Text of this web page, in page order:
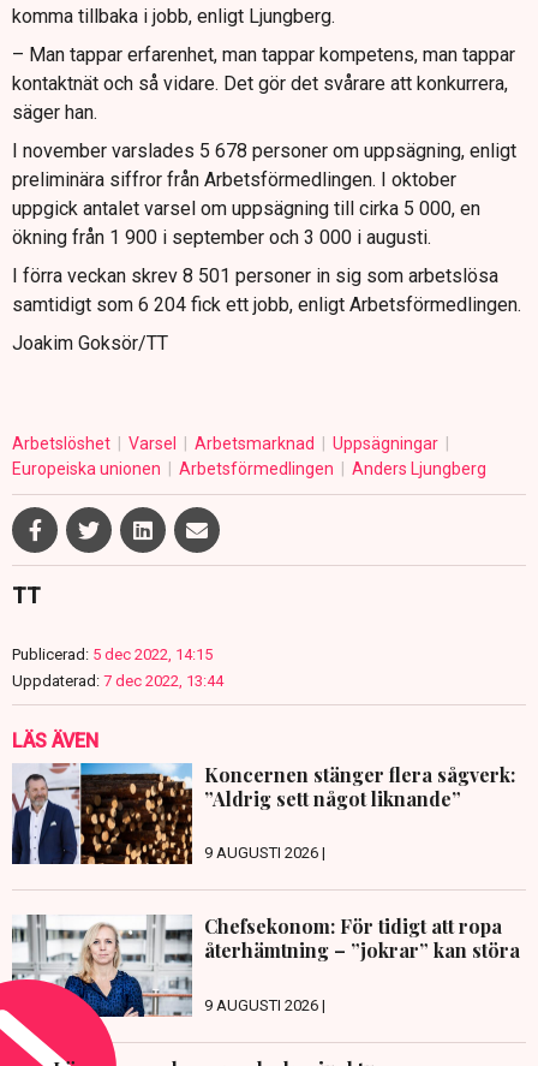
komma tillbaka i jobb, enligt Ljungberg.
– Man tappar erfarenhet, man tappar kompetens, man tappar
kontaktnät och så vidare. Det gör det svårare att konkurrera,
säger han.
I november varslades 5 678 personer om uppsägning, enligt
preliminära siffror från Arbetsförmedlingen. I oktober
uppgick antalet varsel om uppsägning till cirka 5 000, en
ökning från 1 900 i september och 3 000 i augusti.
I förra veckan skrev 8 501 personer in sig som arbetslösa
samtidigt som 6 204 fick ett jobb, enligt Arbetsförmedlingen.
Joakim Goksör/TT
Arbetslöshet Varsel Arbetsmarknad
Uppsägningar
Europeiska unionen
Arbetsförmedlingen Anders Ljungberg
TT
Publicerad: 5 dec 2022, 14:15
Uppdaterad: 7 dec 2022, 13:44
LÄS ÄVEN
Koncernen stänger flera sågverk:
”Aldrig sett något liknande”
9 AUGUSTI 2026 |
Chefsekonom: För tidigt att ropa
återhämtning – ”jokrar” kan störa
9 AUGUSTI 2026 |